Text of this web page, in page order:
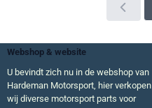
Webshop & website
U bevindt zich nu in de webshop van
Hardeman Motorsport, hier verkopen
wij diverse motorsport parts voor